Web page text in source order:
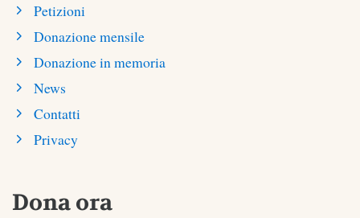
Petizioni
Donazione mensile
Donazione in memoria
News
Contatti
Privacy
Dona ora